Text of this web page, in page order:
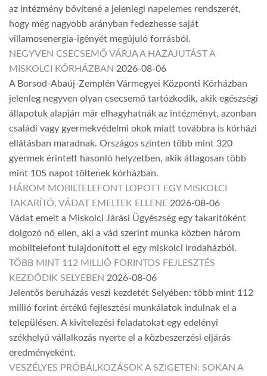
az intézmény bővítené a jelenlegi napelemes rendszerét,
hogy még nagyobb arányban fedezhesse saját
villamosenergia-igényét megújuló forrásból.
NEGYVEN CSECSEMŐ VÁRJA A HAZAJUTÁST A
MISKOLCI KÓRHÁZBAN 2026-08-06
A Borsod-Abaúj-Zemplén Vármegyei Központi Kórházban
jelenleg negyven olyan csecsemő tartózkodik, akik egészségi
állapotuk alapján már elhagyhatnák az intézményt, azonban
családi vagy gyermekvédelmi okok miatt továbbra is kórházi
ellátásban maradnak. Országos szinten több mint 320
gyermek érintett hasonló helyzetben, akik átlagosan több
mint 105 napot töltenek kórházban.
HÁROM MOBILTELEFONT LOPOTT EGY MISKOLCI
TAKARÍTÓ, VÁDAT EMELTEK ELLENE 2026-08-06
Vádat emelt a Miskolci Járási Ügyészség egy takarítóként
dolgozó nő ellen, aki a vád szerint munka közben három
mobiltelefont tulajdonított el egy miskolci irodaházból.
TÖBB MINT 112 MILLIÓ FORINTOS FEJLESZTÉS
KEZDŐDIK SELYEBEN 2026-08-06
Jelentős beruházás veszi kezdetét Selyében: több mint 112
millió forint értékű fejlesztési munkálatok indulnak el a
településen. A kivitelezési feladatokat egy edelényi
székhelyű vállalkozás nyerte el a közbeszerzési eljárás
eredményeként.
VESZÉLYES PRÓBÁLKOZÁSOK A SZIGETEN: SOKAN A